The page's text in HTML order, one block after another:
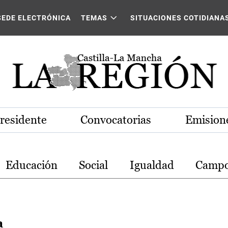
La Mancha
ELECTRÓNICA TEMAS SITUACIONES
Convocatorias
Educación Social Igualdad